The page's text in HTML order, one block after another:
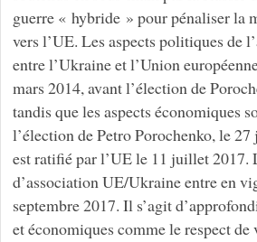
guerre « hybride » pour pénaliser la
vers l’UE. Les aspects politiques de
entre l’Ukraine et l’Union
mars 2014, avant l’élection de
tandis que les aspects économiques
l’élection de Petro Porochenko, le
est ratifié par l’UE le 11 juillet 2017.
d’association UE/Ukraine entre en
septembre 2017. Il s’agit
et économiques comme le respect de